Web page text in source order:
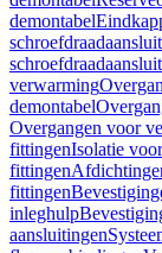
demontabel
verwarming
demontabel
Overgangen voor
fittingenIsolatie
fittingen
fittingen
inleghulp
aansluitingen